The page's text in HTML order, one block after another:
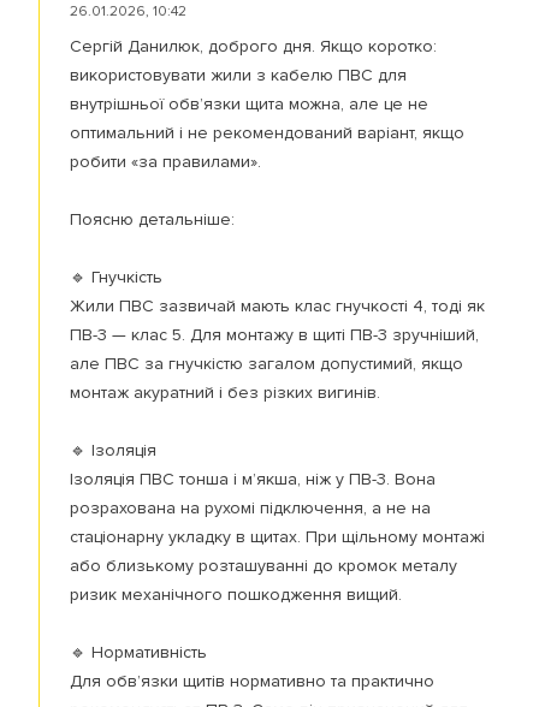
26.01.2026, 10:42
Сергій Данилюк, доброго дня. Якщо коротко:
використовувати жили з кабелю ПВС для
внутрішньої обв’язки щита можна, але це не
оптимальний і не рекомендований варіант, якщо
робити «за правилами».
Поясню детальніше:
🔹 Гнучкість
Жили ПВС зазвичай мають клас гнучкості 4, тоді як
ПВ-3 — клас 5. Для монтажу в щиті ПВ-3 зручніший,
але ПВС за гнучкістю загалом допустимий, якщо
монтаж акуратний і без різких вигинів.
🔹 Ізоляція
Ізоляція ПВС тонша і м’якша, ніж у ПВ-3. Вона
розрахована на рухомі підключення, а не на
стаціонарну укладку в щитах. При щільному монтажі
або близькому розташуванні до кромок металу
ризик механічного пошкодження вищий.
🔹 Нормативність
Для обв’язки щитів нормативно та практично